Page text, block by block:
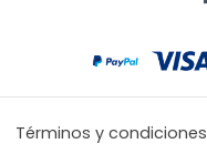
Términos y condiciones